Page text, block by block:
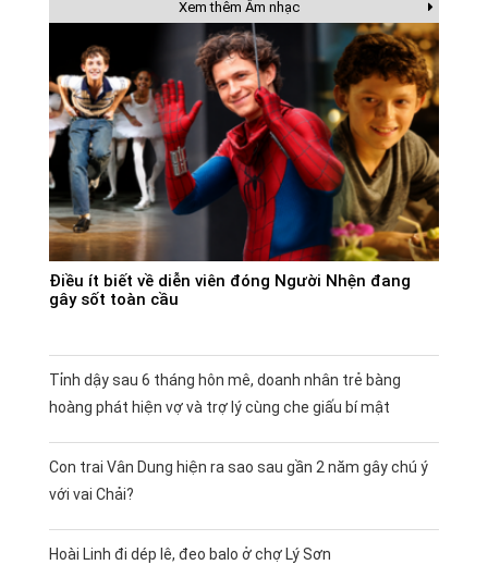
Xem thêm Âm nhạc
Điều ít biết về diễn viên đóng Người Nhện đang
gây sốt toàn cầu
Tỉnh dậy sau 6 tháng hôn mê, doanh nhân trẻ bàng
hoàng phát hiện vợ và trợ lý cùng che giấu bí mật
Con trai Vân Dung hiện ra sao sau gần 2 năm gây chú ý
với vai Chải?
Hoài Linh đi dép lê, đeo balo ở chợ Lý Sơn